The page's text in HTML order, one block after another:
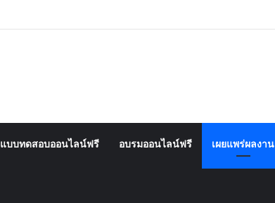
แบบทดสอบออนไลน์ฟรี อบรมออนไลน์ฟรี เผยแพร่ผลงาน